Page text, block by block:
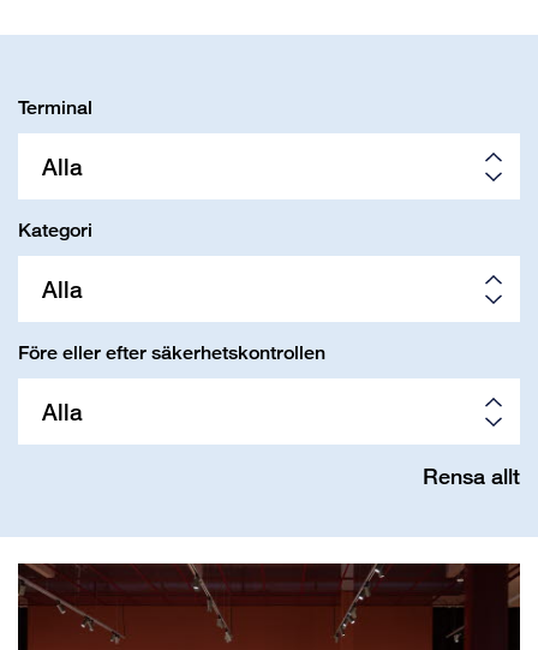
Terminal
Alla
Kategori
Alla
Före eller efter säkerhetskontrollen
Alla
Rensa allt